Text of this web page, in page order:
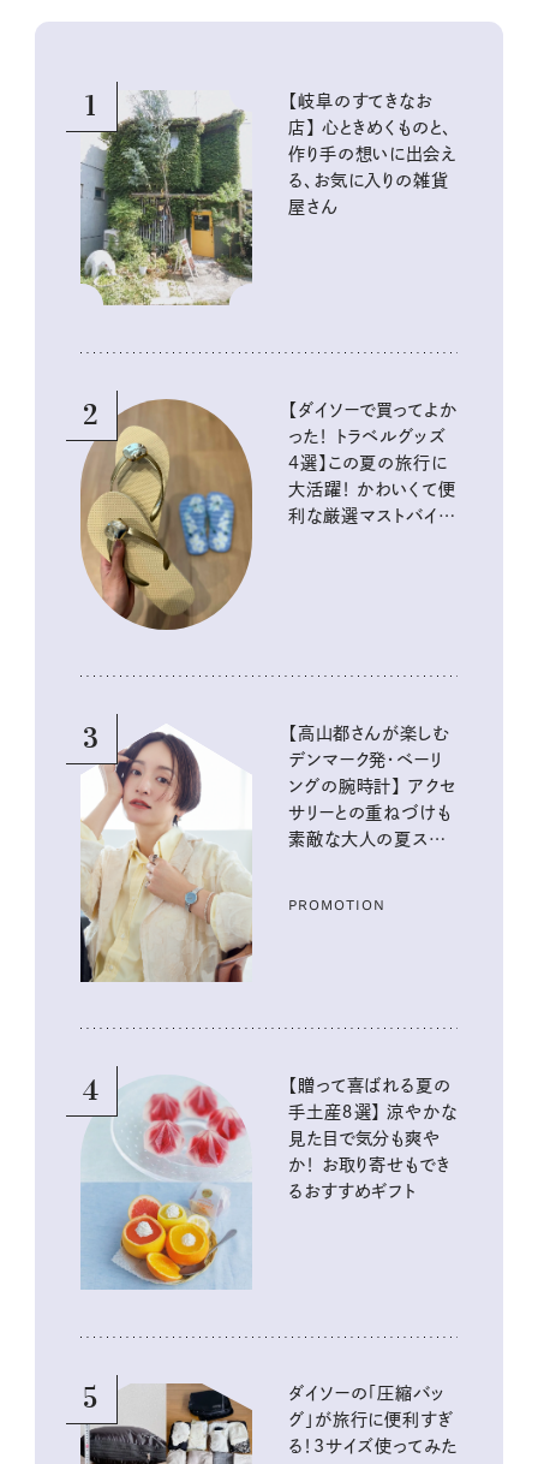
1
【岐阜のすてきなお
店】 心ときめくものと、
作り手の想いに出会え
る、お気に入りの雑貨
屋さん
2
【ダイソーで買ってよか
った！ トラベルグッズ
4選】この夏の旅行に
大活躍！ かわいくて便
利な厳選マストバイア
3
【高山都さんが楽しむ
デンマーク発・ベーリ
ングの腕時計】 アクセ
サリーとの重ねづけも
素敵な大人の夏スタイ
PROMOTION
4
【贈って喜ばれる夏の
手土産８選】 涼やかな
見た目で気分も爽や
か！ お取り寄せもでき
るおすすめギフト
5
ダイソーの「圧縮バッ
グ」が旅行に便利すぎ
る！3サイズ使ってみた